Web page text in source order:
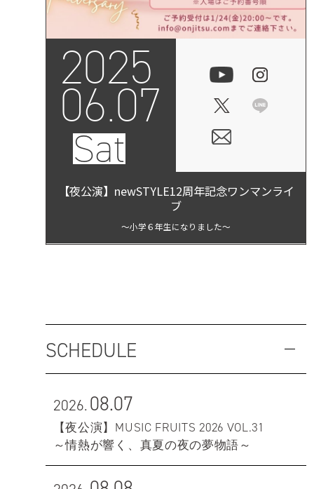
2025
06.07
Sat
【夜公演】newSTYLE12周年記念ワンマンライ
ブ
～小学６年生になりました～
SCHEDULE
2026.08.07
【夜公演】MUSIC FRUITS 2026 VOL.31
～情熱が響く、真夏の夜の夢物語～